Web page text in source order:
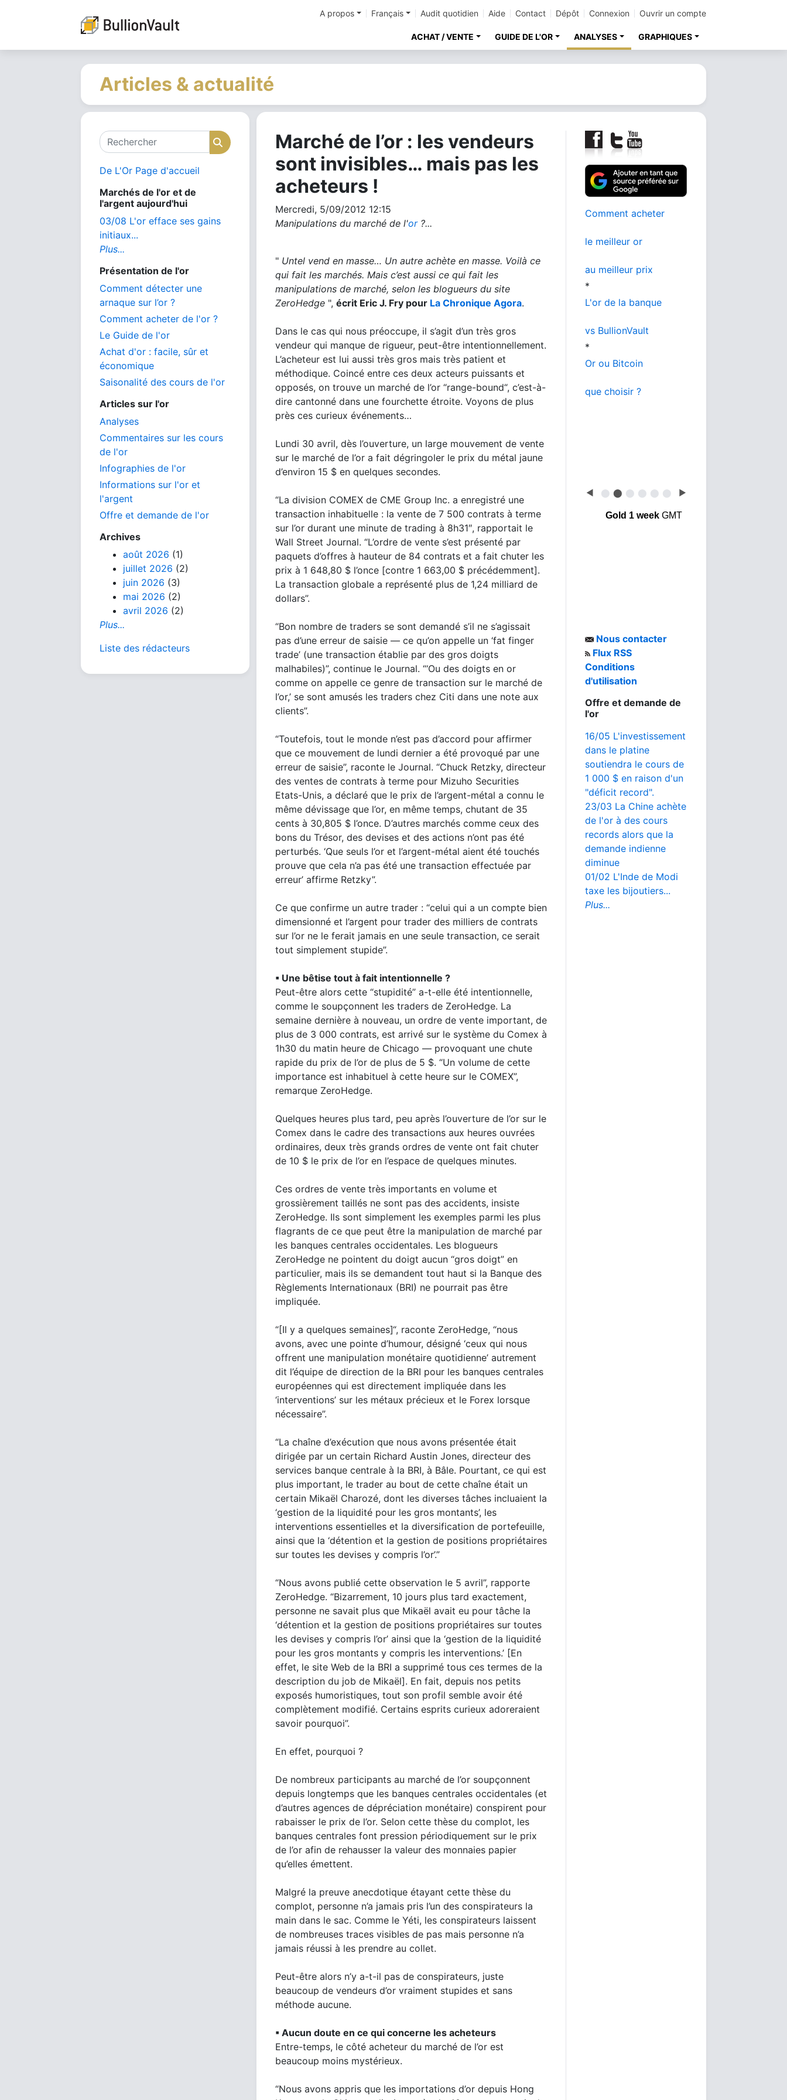
A propos Français Audit quotidien Aide Contact Dépôt Connexion Ouvrir un compte
ACHAT / VENTE GUIDE DE L'OR ANALYSES GRAPHIQUES
Articles & actualité
Rechercher Rechercher
De L'Or Page d'accueil
Marchés de l'or et de
l'argent aujourd'hui
03/08 L'or efface ses gains
initiaux...
Plus...
Présentation de l'or
Comment détecter une
arnaque sur l’or ?
Comment acheter de l'or ?
Le Guide de l'or
Achat d'or : facile, sûr et
économique
Saisonalité des cours de l'or
Articles sur l'or
Analyses
Commentaires sur les cours
de l'or
Infographies de l'or
Informations sur l'or et
l'argent
Offre et demande de l'or
Archives
août 2026 (1)
juillet 2026 (2)
juin 2026 (3)
mai 2026 (2)
avril 2026 (2)
Plus...
Liste des rédacteurs
Marché de l’or : les vendeurs
sont invisibles… mais pas les
acheteurs !
Mercredi, 5/09/2012 12:15
Manipulations du marché de l'or?...
" Untel vend en masse… Un autre achète en masse. Voilà ce
qui fait les marchés. Mais c’est aussi ce qui fait les
manipulations de marché, selon les blogueurs du site
ZeroHedge ", écrit Eric J. Fry pour La Chronique Agora.
Dans le cas qui nous préoccupe, il s’agit d’un très gros
vendeur qui manque de rigueur, peut-être intentionnellement.
L’acheteur est lui aussi très gros mais très patient et
méthodique. Coincé entre ces deux acteurs puissants et
opposés, on trouve un marché de l’or “range-bound“, c’est-à-
dire cantonné dans une fourchette étroite. Voyons de plus
près ces curieux événements…
Lundi 30 avril, dès l’ouverture, un large mouvement de vente
sur le marché de l’or a fait dégringoler le prix du métal jaune
d’environ 15 $ en quelques secondes.
“La division COMEX de CME Group Inc. a enregistré une
transaction inhabituelle : la vente de 7 500 contrats à terme
sur l’or durant une minute de trading à 8h31″, rapportait le
Wall Street Journal. “L’ordre de vente s’est présenté par
paquets d’offres à hauteur de 84 contrats et a fait chuter les
prix à 1 648,80 $ l’once [contre 1 663,00 $ précédemment].
La transaction globale a représenté plus de 1,24 milliard de
dollars”.
“Bon nombre de traders se sont demandé s’il ne s’agissait
pas d’une erreur de saisie — ce qu’on appelle un ‘fat finger
trade’ (une transaction établie par des gros doigts
malhabiles)”, continue le Journal. “‘Ou des doigts en or
comme on appelle ce genre de transaction sur le marché de
l’or,’ se sont amusés les traders chez Citi dans une note aux
clients”.
“Toutefois, tout le monde n’est pas d’accord pour affirmer
que ce mouvement de lundi dernier a été provoqué par une
erreur de saisie”, raconte le Journal. “Chuck Retzky, directeur
des ventes de contrats à terme pour Mizuho Securities
Etats-Unis, a déclaré que le prix de l’argent-métal a connu le
même dévissage que l’or, en même temps, chutant de 35
cents à 30,805 $ l’once. D’autres marchés comme ceux des
bons du Trésor, des devises et des actions n’ont pas été
perturbés. ‘Que seuls l’or et l’argent-métal aient été touchés
prouve que cela n’a pas été une transaction effectuée par
erreur’ affirme Retzky”.
Ce que confirme un autre trader : “celui qui a un compte bien
dimensionné et l’argent pour trader des milliers de contrats
sur l’or ne le ferait jamais en une seule transaction, ce serait
tout simplement stupide”.
▪ Une bêtise tout à fait intentionnelle ?
Peut-être alors cette “stupidité” a-t-elle été intentionnelle,
comme le soupçonnent les traders de ZeroHedge. La
semaine dernière à nouveau, un ordre de vente important, de
plus de 3 000 contrats, est arrivé sur le système du Comex à
1h30 du matin heure de Chicago — provoquant une chute
rapide du prix de l’or de plus de 5 $. “Un volume de cette
importance est inhabituel à cette heure sur le COMEX”,
remarque ZeroHedge.
Quelques heures plus tard, peu après l’ouverture de l’or sur le
Comex dans le cadre des transactions aux heures ouvrées
ordinaires, deux très grands ordres de vente ont fait chuter
de 10 $ le prix de l’or en l’espace de quelques minutes.
Ces ordres de vente très importants en volume et
grossièrement taillés ne sont pas des accidents, insiste
ZeroHedge. Ils sont simplement les exemples parmi les plus
flagrants de ce que peut être la manipulation de marché par
les banques centrales occidentales. Les blogueurs
ZeroHedge ne pointent du doigt aucun “gros doigt” en
particulier, mais ils se demandent tout haut si la Banque des
Règlements Internationaux (BRI) ne pourrait pas être
impliquée.
“[Il y a quelques semaines]“, raconte ZeroHedge, “nous
avons, avec une pointe d’humour, désigné ‘ceux qui nous
offrent une manipulation monétaire quotidienne’ autrement
dit l’équipe de direction de la BRI pour les banques centrales
européennes qui est directement impliquée dans les
‘interventions’ sur les métaux précieux et le Forex lorsque
nécessaire”.
“La chaîne d’exécution que nous avons présentée était
dirigée par un certain Richard Austin Jones, directeur des
services banque centrale à la BRI, à Bâle. Pourtant, ce qui est
plus important, le trader au bout de cette chaîne était un
certain Mikaël Charozé, dont les diverses tâches incluaient la
‘gestion de la liquidité pour les gros montants’, les
interventions essentielles et la diversification de portefeuille,
ainsi que la ‘détention et la gestion de positions propriétaires
sur toutes les devises y compris l’or’.”
“Nous avons publié cette observation le 5 avril”, rapporte
ZeroHedge. “Bizarrement, 10 jours plus tard exactement,
personne ne savait plus que Mikaël avait eu pour tâche la
‘détention et la gestion de positions propriétaires sur toutes
les devises y compris l’or’ ainsi que la ‘gestion de la liquidité
pour les gros montants y compris les interventions.’ [En
effet, le site Web de la BRI a supprimé tous ces termes de la
description du job de Mikaël]. En fait, depuis nos petits
exposés humoristiques, tout son profil semble avoir été
complètement modifié. Certains esprits curieux adoreraient
savoir pourquoi”.
En effet, pourquoi ?
De nombreux participants au marché de l’or soupçonnent
depuis longtemps que les banques centrales occidentales (et
d’autres agences de dépréciation monétaire) conspirent pour
rabaisser le prix de l’or. Selon cette thèse du complot, les
banques centrales font pression périodiquement sur le prix
de l’or afin de rehausser la valeur des monnaies papier
qu’elles émettent.
Malgré la preuve anecdotique étayant cette thèse du
complot, personne n’a jamais pris l’un des conspirateurs la
main dans le sac. Comme le Yéti, les conspirateurs laissent
de nombreuses traces visibles de pas mais personne n’a
jamais réussi à les prendre au collet.
Peut-être alors n’y a-t-il pas de conspirateurs, juste
beaucoup de vendeurs d’or vraiment stupides et sans
méthode aucune.
▪ Aucun doute en ce qui concerne les acheteurs
Entre-temps, le côté acheteur du marché de l’or est
beaucoup moins mystérieux.
“Nous avons appris que les importations d’or depuis Hong
Comment acheter
le meilleur or
au meilleur prix
*
L'or de la banque
vs BullionVault
*
Or ou Bitcoin
que choisir ?
◀ ⬤ ⬤ ⬤ ⬤ ⬤ ⬤ ▶
Gold 1 weekGMT
Nous contacter
Flux RSS
Conditions
d'utilisation
Offre et demande de
l'or
16/05 L'investissement
dans le platine
soutiendra le cours de
1 000 $ en raison d'un
"déficit record".
23/03 La Chine achète
de l'or à des cours
records alors que la
demande indienne
diminue
01/02 L'Inde de Modi
taxe les bijoutiers...
Plus...